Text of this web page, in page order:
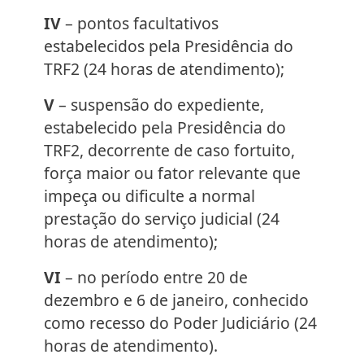
IV– pontos facultativos
estabelecidos pela Presidência do
TRF2 (24 horas de atendimento);
V– suspensão do expediente,
estabelecido pela Presidência do
TRF2, decorrente de caso fortuito,
força maior ou fator relevante que
impeça ou dificulte a normal
prestação do serviço judicial (24
horas de atendimento);
VI – no período entre 20 de
dezembro e 6 de janeiro, conhecido
como recesso do Poder Judiciário (24
horas de atendimento).